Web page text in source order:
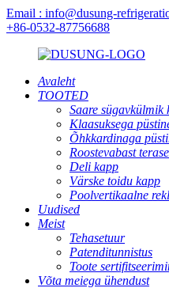
Email : info@dusung-
+86-0532-87756688
Avaleht
TOOTED
Saare sügavkülmik
Klaasuksega
Õhkkardinaga
Roostevabast
Deli kapp
Värske toidu kapp
Poolvertikaalne
Uudised
Meist
Tehasetuur
Patenditunnistus
Toote
Võta meiega ühendust